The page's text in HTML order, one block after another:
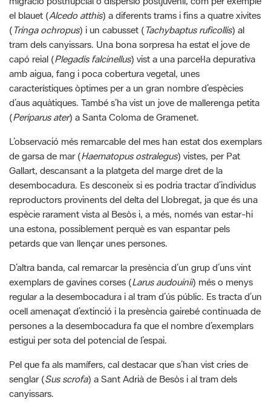
capó reial (Plegadis falcinellus) vist a una parcel·la depurativa
amb aigua, fang i poca cobertura vegetal, unes
característiques òptimes per a un gran nombre d’espècies
d’aus aquàtiques. També s’ha vist un jove de mallerenga petita
(Periparus ater) a Santa Coloma de Gramenet.
L’observació més remarcable del mes han estat dos exemplars
de garsa de mar (
Haematopus ostralegus
) vistes, per Pat
Gallart, descansant a la platgeta del marge dret de la
desembocadura. Es desconeix si es podria tractar d’individus
reproductors provinents del delta del Llobregat, ja que és una
espècie rarament vista al Besòs i, a més, només van estar-hi
una estona, possiblement perquè es van espantar pels
petards que van llençar unes persones.
D’altra banda, cal remarcar la presència d’un grup d’uns vint
exemplars de gavines corses ( Larus audouinii
) més o menys
regular a la desembocadura i al tram d’ús públic. Es tracta d’un
ocell amenaçat d’extinció i la presència gairebé continuada de
persones a la desembocadura fa que el nombre d’exemplars
estigui per sota del potencial de l’espai.
Pel que fa als mamífers, cal destacar que s’han vist cries de
senglar (
Sus scrofa
) a Sant Adrià de Besòs i al tram dels
canyissars.
compartir
G
m
F
a
P
i
C
o
Font de la informació: Xarxa de Parcs Naturals